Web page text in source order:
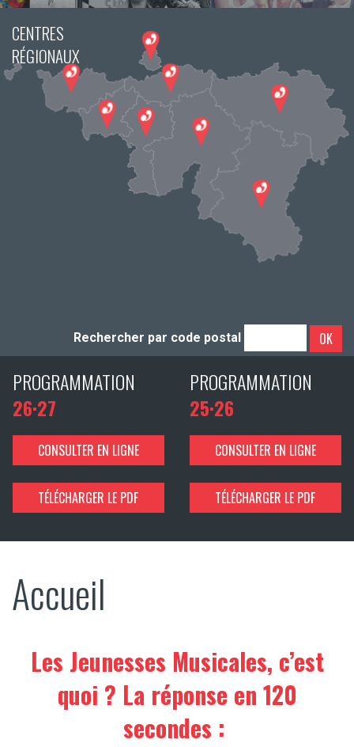
CENTRES
RÉGIONAUX
Rechercher par code postal OK
PROGRAMMATION
26·27
CONSULTER EN LIGNE
TÉLÉCHARGER LE PDF
PROGRAMMATION
25·26
CONSULTER EN LIGNE
TÉLÉCHARGER LE PDF
Accueil
Les Jeunesses Musicales, c’est
quoi ? La réponse en 120
secondes :